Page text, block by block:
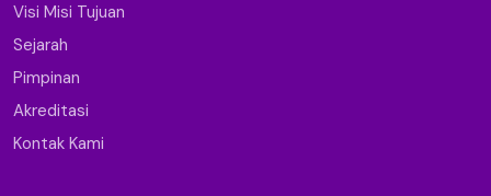
Visi Misi Tujuan
Sejarah
Pimpinan
Akreditasi
Kontak Kami